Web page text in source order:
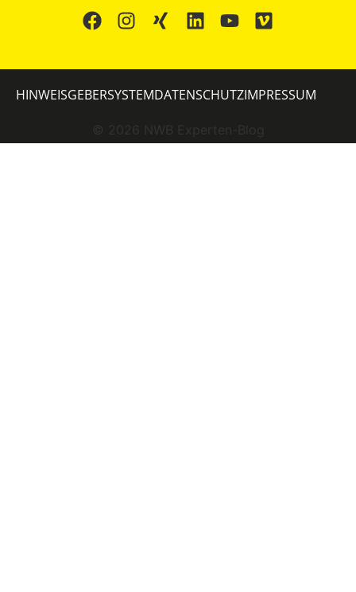
© 2026 NWB Experten-Blog
HINWEISGEBERSYSTEMDATENSCHUTZIMPRESSUM